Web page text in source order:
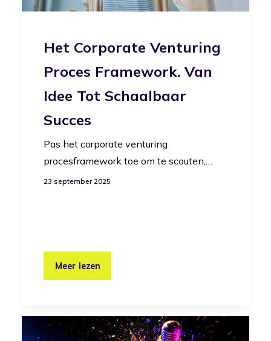
Het Corporate Venturing
Proces Framework. Van
Idee Tot Schaalbaar
Succes
Pas het corporate venturing
procesframework toe om te scouten,…
23 september 2025
Meer lezen